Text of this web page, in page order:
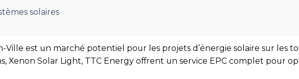
solaires
est un marché potentiel pour les projets d’énergie solaire sur les
Xenon Solar Light, TTC Energy offrent un service EPC complet pour